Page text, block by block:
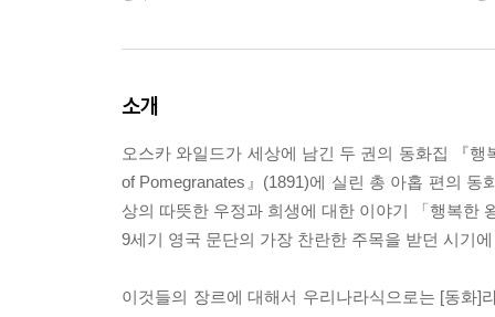
소개
오스카 와일드가 세상에 남긴 두 권의 동화집 『
of Pomegranates』(1891)에 실린 총 아홉 편의
상의 따뜻한 우정과 희생에 대한 이야기 「행복한
9세기 영국 문단의 가장 찬란한 주목을 받던 시기
이것들의 장르에 대해서 우리나라식으로는 [동화]